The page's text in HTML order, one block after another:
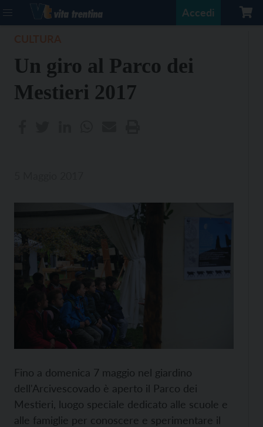
Accedi
Un giro al Parco dei
Mestieri 2017
Fino a domenica 7 maggio nel giardino
dell'Arcivescovado è aperto il Parco dei
Mestieri, luogo speciale dedicato alle scuole e
alle famiglie per conoscere e sperimentare il